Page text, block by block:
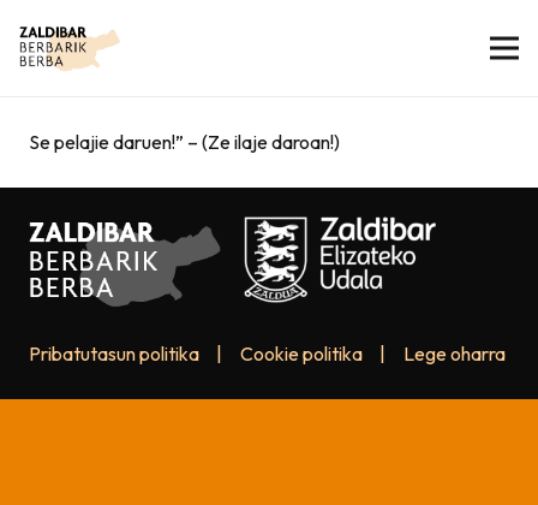
Se pelajie daruen!” – (Ze ilaje daroan!)
Pribatutasun politika Cookie politika Lege oharra